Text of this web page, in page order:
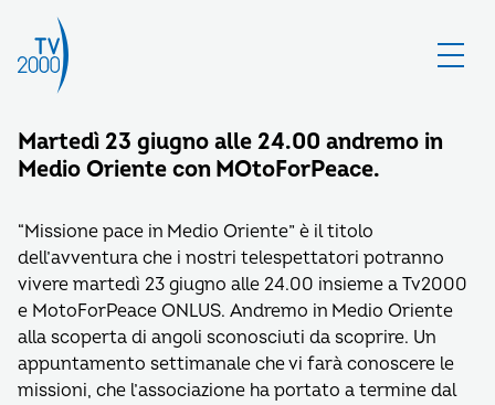
Martedì 23 giugno alle 24.00 andremo in
Medio Oriente con MOtoForPeace.
“Missione pace in Medio Oriente” è il titolo
dell’avventura che i nostri telespettatori potranno
vivere martedì 23 giugno alle 24.00 insieme a Tv2000
e MotoForPeace ONLUS. Andremo in Medio Oriente
alla scoperta di angoli sconosciuti da scoprire. Un
appuntamento settimanale che vi farà conoscere le
missioni, che l’associazione ha portato a termine dal